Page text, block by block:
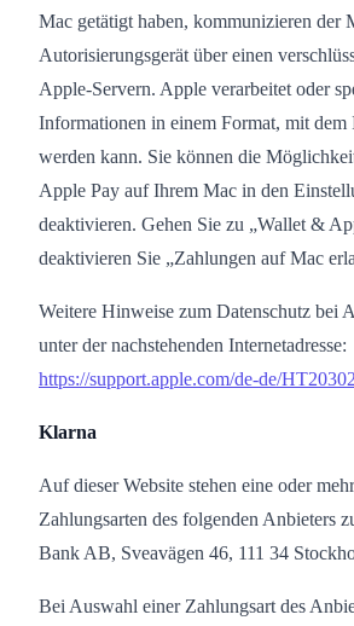
Mac getätigt haben, kommunizieren der
Autorisierungsgerät über einen
Apple-Servern. Apple verarbeitet oder
Informationen in einem Format, mit
werden kann. Sie können die
Apple Pay auf Ihrem Mac in den
deaktivieren. Gehen Sie zu „Wallet &
deaktivieren Sie „Zahlungen auf Mac
Weitere Hinweise zum Datenschutz bei
unter der nachstehenden Internetadresse:
https://support.apple.com/de-de/
Klarna
Auf dieser Website stehen eine oder
Zahlungsarten des folgenden Anbieters
Bank AB, Sveavägen 46, 111 34
Bei Auswahl einer Zahlungsart des